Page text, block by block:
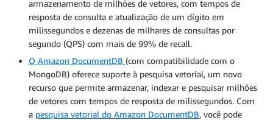
armazenamento de milhões de vetores, com tempos de
resposta de consulta e atualização de um dígito em
milissegundos e dezenas de milhares de consultas por
segundo (QPS) com mais de 99% de recall.
O Amazon DocumentDB (com compatibilidade com o
MongoDB) oferece suporte à pesquisa vetorial, um novo
recurso que permite armazenar, indexar e pesquisar milhões
de vetores com tempos de resposta de milissegundos. Com
a pesquisa vetorial do Amazon DocumentDB, você pode